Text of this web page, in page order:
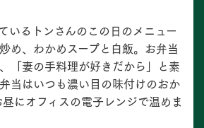
いるトンさんのこの日のメニュー
め、わかめスープと白飯。お弁当
「妻の手料理が好きだから」と素
当はいつも濃い目の味付けのおか
にオフィスの電子レンジで温めま